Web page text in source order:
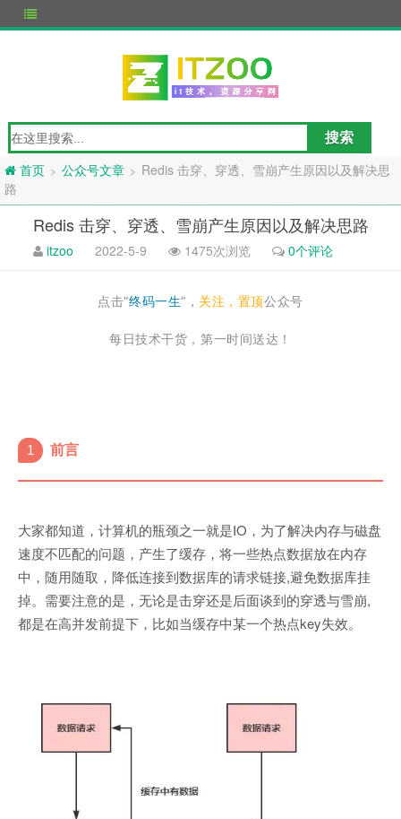
首页 > 公众号文章 > Redis 击穿、穿透、雪崩产生原因以及解决思
路
Redis 击穿、穿透、雪崩产生原因以及解决思路
itzoo 2022-5-9 1475次浏览 0个评论
点击“终码一生”， 关注，置顶公众号
每日技术干货，第一时间送达！
1 前言
大家都知道，计算机的瓶颈之一就是IO，为了解决内存与磁盘
速度不匹配的问题，产生了缓存，将一些热点数据放在内存
中，随用随取，降低连接到数据库的请求链接,避免数据库挂
掉。需要注意的是，无论是击穿还是后面谈到的穿透与雪崩,
都是在高并发前提下，比如当缓存中某一个热点key失效。